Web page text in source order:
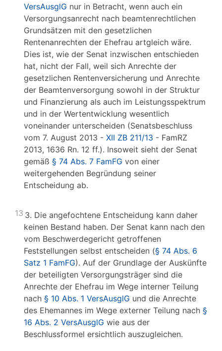
VersAusglG nur in Betracht, wenn auch ein
Versorgungsanrecht nach beamtenrechtlichen
Grundsätzen mit den gesetzlichen
Rentenanrechten der Ehefrau artgleich wäre.
Dies ist, wie der Senat inzwischen entschieden
hat, nicht der Fall, weil sich Anrechte der
gesetzlichen Rentenversicherung und Anrechte
der Beamtenversorgung sowohl in der Struktur
und Finanzierung als auch im Leistungsspektrum
und in der Wertentwicklung wesentlich
voneinander unterscheiden (Senatsbeschluss
vom 7. August 2013 - XII ZB 211/13 - FamRZ
2013, 1636 Rn. 12 ff.). Insoweit sieht der Senat
gemäß § 74 Abs. 7 FamFG von einer
weitergehenden Begründung seiner
Entscheidung ab.
13 3. Die angefochtene Entscheidung kann daher
keinen Bestand haben. Der Senat kann nach den
vom Beschwerdegericht getroffenen
Feststellungen selbst entscheiden (§ 74 Abs. 6
Satz 1 FamFG). Auf der Grundlage der Auskünfte
der beteiligten Versorgungsträger sind die
Anrechte der Ehefrau im Wege interner Teilung
nach § 10 Abs. 1 VersAusglG und die Anrechte
des Ehemannes im Wege externer Teilung nach §
16 Abs. 2 VersAusglG wie aus der
Beschlussformel ersichtlich auszugleichen.